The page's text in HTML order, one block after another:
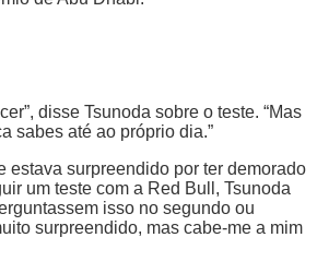
disse Tsunoda sobre o teste. “Mas
sabes até ao próprio dia.”
estava surpreendido por ter demorado
um teste com a Red Bull, Tsunoda
isso no segundo ou
surpreendido, mas cabe-me a mim